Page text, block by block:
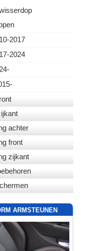
2017
2024
achter
front
zijkant
ARMSTEUNEN